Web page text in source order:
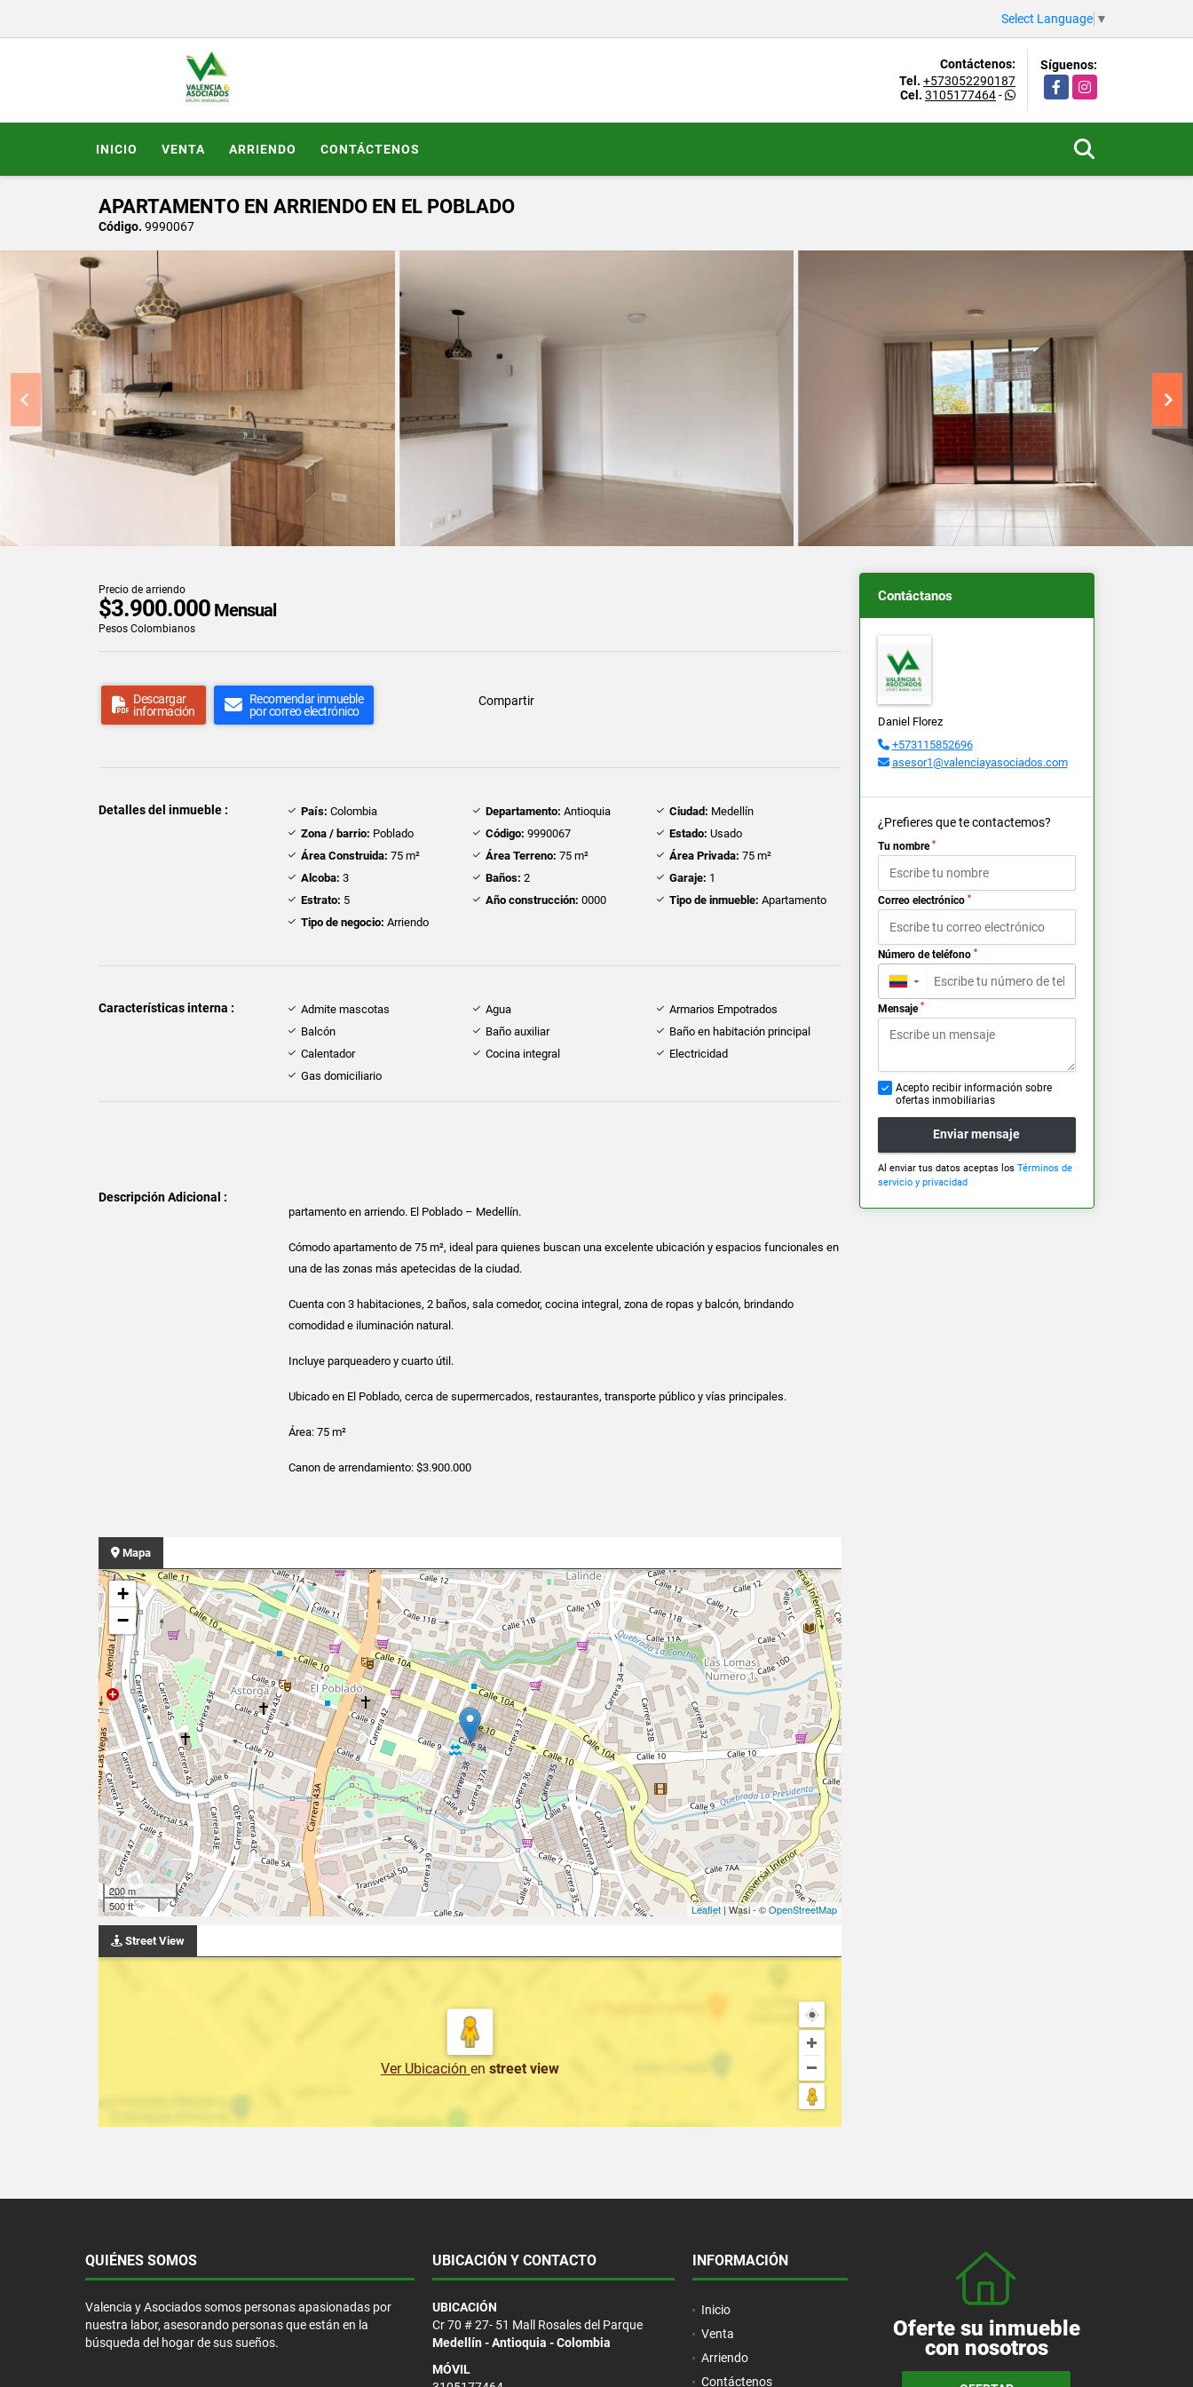
Select Language ▼
Contáctenos:
Tel. +573052290187
Cel. 3105177464-
Síguenos:
FacebookInstagram
INICIO VENTA ARRIENDO CONTÁCTENOS
APARTAMENTO EN ARRIENDO EN EL POBLADO
Código. 9990067
Precio de arriendo
$3.900.000 Mensual
Pesos Colombianos
Descargar
información
Recomendar inmueble
por correo electrónico
Compartir
Detalles del inmueble : País: Colombia Departamento: Antioquia Ciudad: Medellín
Zona / barrio: Poblado Código: 9990067 Estado: Usado
Área Construida: 75 m² Área Terreno: 75 m² Área Privada: 75 m²
Alcoba: 3 Baños: 2 Garaje: 1
Estrato: 5 Año construcción: 0000 Tipo de inmueble: Apartamento
Tipo de negocio: Arriendo
Características interna : Admite mascotas Agua
Armarios Empotrados
Balcón
Baño auxiliar
Baño en habitación principal
Calentador
Cocina integral
Electricidad
Gas domiciliario
Descripción Adicional :
partamento en arriendo. El Poblado – Medellín.
Cómodo apartamento de 75 m², ideal para quienes buscan una excelente ubicación y espacios funcionales en
una de las zonas más apetecidas de la ciudad.
Cuenta con 3 habitaciones, 2 baños, sala comedor, cocina integral, zona de ropas y balcón, brindando
comodidad e iluminación natural.
Incluye parqueadero y cuarto útil.
Ubicado en El Poblado, cerca de supermercados, restaurantes, transporte público y vías principales.
Área: 75 m²
Canon de arrendamiento: $3.900.000
Mapa
+
−
200 m
500 ft
Leaflet| Wasi - ©OpenStreetMap
Street View
Ver Ubicación en street view
Contáctanos
Daniel Florez
+573115852696
asesor1@valenciayasociados.com
¿Prefieres que te contactemos?
Tu nombre *
Correo electrónico *
Número de teléfono *
▼
Mensaje *
Acepto recibir información sobre
ofertas inmobiliarias
Enviar mensaje
Al enviar tus datos aceptas los Términos de
servicio y privacidad
QUIÉNES SOMOS
Valencia y Asociados somos personas apasionadas por
nuestra labor, asesorando personas que están en la
búsqueda del hogar de sus sueños.
UBICACIÓN Y CONTACTO
UBICACIÓN
Cr 70 # 27- 51 Mall Rosales del Parque
Medellín - Antioquia - Colombia
MÓVIL
INFORMACIÓN
Inicio
Venta
Arriendo
Contáctenos
Oferte su inmueble
con nosotros